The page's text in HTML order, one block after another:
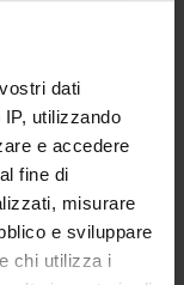
dati
utilizzando
e accedere
fine di
misurare
e sviluppare
chi utilizza i